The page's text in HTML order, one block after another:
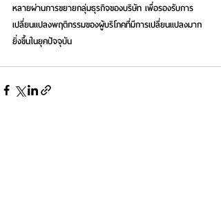
หลายผ่านการขยายกลุ่มธุรกิจของบริษัท เพื่อรองรับการ
เปลี่ยนแปลงพฤติกรรมของผู้บริโภคที่มีการเปลี่ยนแปลงมาก
ยิ่งขึ้นในยุคปัจจุบัน